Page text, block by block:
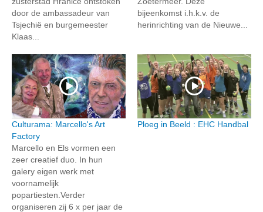
door de ambassadeur van
Tsjechië en burgemeester
Klaas...
bijeenkomst i.h.k.v. de
herinrichting van de Nieuwe...
Culturama: Marcello's Art
Factory
Marcello en Els vormen een
zeer creatief duo. In hun
galery eigen werk met
voornamelijk
popartiesten.Verder
organiseren zij 6 x per jaar de
Ploeg in Beeld : EHC Handbal